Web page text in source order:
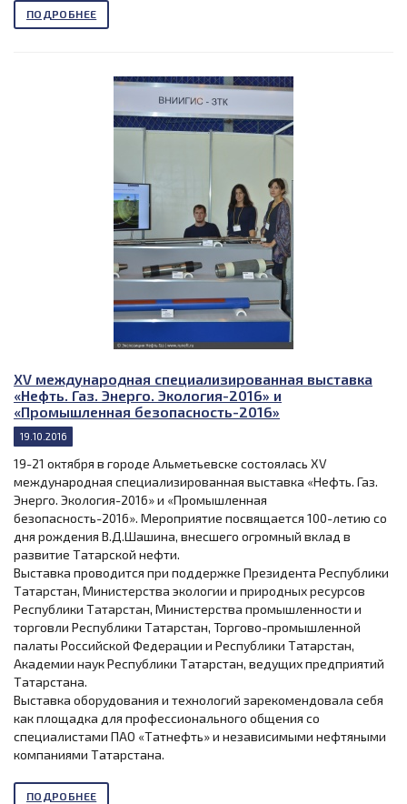
ПОДРОБНЕЕ
XV международная специализированная выставка
«Нефть. Газ. Энерго. Экология-2016» и
«Промышленная безопасность-2016»
19.10.2016
19-21 октября в городе Альметьевске состоялась XV
международная специализированная выставка «Нефть. Газ.
Энерго. Экология-2016» и «Промышленная
безопасность-2016». Мероприятие посвящается 100-летию со
дня рождения В.Д.Шашина, внесшего огромный вклад в
развитие Татарской нефти.
Выставка проводится при поддержке Президента Республики
Татарстан, Министерства экологии и природных ресурсов
Республики Татарстан, Министерства промышленности и
торговли Республики Татарстан, Торгово-промышленной
палаты Российской Федерации и Республики Татарстан,
Академии наук Республики Татарстан, ведущих предприятий
Татарстана.
Выставка оборудования и технологий зарекомендовала себя
как площадка для профессионального общения со
специалистами ПАО «Татнефть» и независимыми нефтяными
компаниями Татарстана.
ПОДРОБНЕЕ